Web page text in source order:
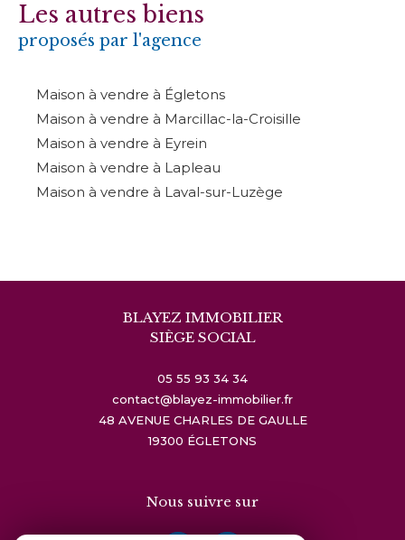
Les autres biens
proposés par l'agence
Maison à vendre à Égletons
Maison à vendre à Marcillac-la-Croisille
Maison à vendre à Eyrein
Maison à vendre à Lapleau
Maison à vendre à Laval-sur-Luzège
BLAYEZ IMMOBILIER
SIÈGE SOCIAL
05 55 93 34 34
contact@blayez-immobilier.fr
48 AVENUE CHARLES DE GAULLE
19300
ÉGLETONS
Nous suivre sur